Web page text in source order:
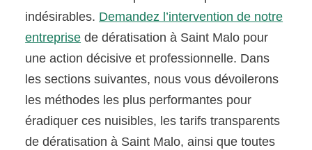
indésirables. Demandez l’intervention de notre
entreprise de dératisation à Saint Malo pour
une action décisive et professionnelle. Dans
les sections suivantes, nous vous dévoilerons
les méthodes les plus performantes pour
éradiquer ces nuisibles, les tarifs transparents
de dératisation à Saint Malo, ainsi que toutes